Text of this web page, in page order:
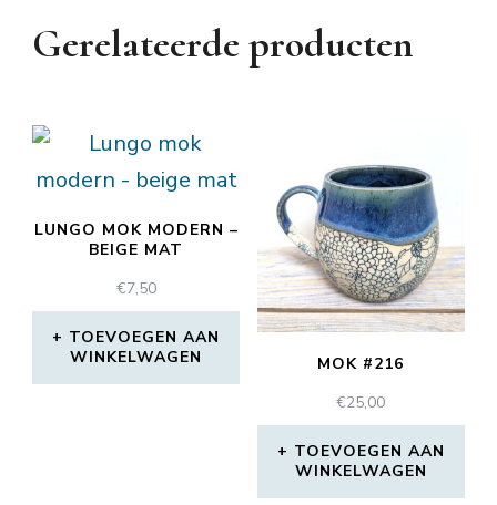
Gerelateerde producten
LUNGO MOK MODERN –
BEIGE MAT
€7,50
TOEVOEGEN AAN
WINKELWAGEN
MOK #216
€25,00
TOEVOEGEN AAN
WINKELWAGEN